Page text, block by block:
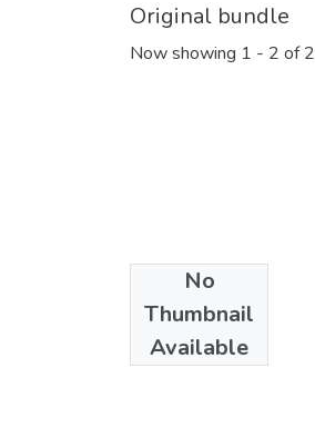
Original bundle
Now showing 1 - 2 of 2
No
Thumbnail
Available